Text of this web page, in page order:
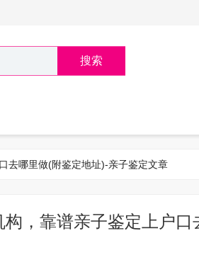
搜索
去哪里做(附鉴定地址)-亲子鉴定文章
，靠谱亲子鉴定上户口